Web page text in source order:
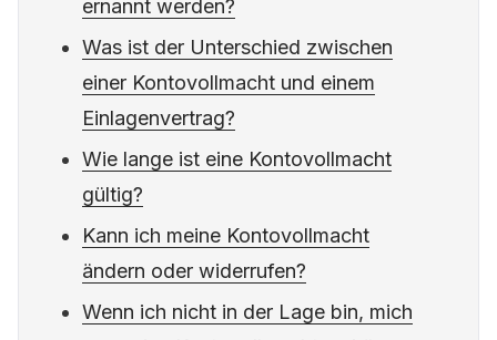
ernannt werden?
Was ist der Unterschied zwischen
einer Kontovollmacht und einem
Einlagenvertrag?
Wie lange ist eine Kontovollmacht
gültig?
Kann ich meine Kontovollmacht
ändern oder widerrufen?
Wenn ich nicht in der Lage bin, mich